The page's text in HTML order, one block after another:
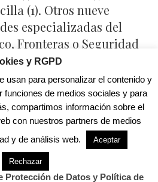
(1). Otros nueve
especializadas del
Fronteras o Seguridad
también a una
seguras de España y, por
más seguras del
el delegado del
apuntado el compromiso
y RGPD
usan para personalizar el contenido y
funciones de medios sociales y para
compartimos información sobre el
con nuestros partners de medios
y de análisis web.
Aceptar
Rechazar
Protección de Datos y Política de